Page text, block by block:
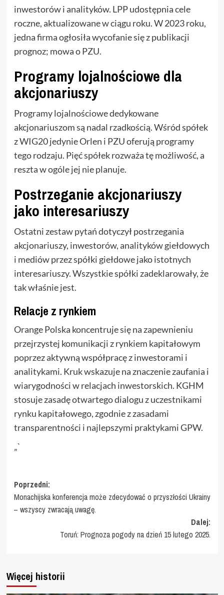
inwestorów i analityków. LPP udostępnia cele
roczne, aktualizowane w ciągu roku. W 2023 roku,
jedna firma ogłosiła wycofanie się z publikacji
prognoz; mowa o PZU.
Programy lojalnościowe dla
akcjonariuszy
Programy lojalnościowe dedykowane
akcjonariuszom są nadal rzadkością. Wśród spółek
z WIG20 jedynie Orlen i PZU oferują programy
tego rodzaju. Pięć spółek rozważa tę możliwość, a
reszta w ogóle jej nie planuje.
Postrzeganie akcjonariuszy
jako interesariuszy
Ostatni zestaw pytań dotyczył postrzegania
akcjonariuszy, inwestorów, analityków giełdowych
i mediów przez spółki giełdowe jako istotnych
interesariuszy. Wszystkie spółki zadeklarowały, że
tak właśnie jest.
Relacje z rynkiem
Orange Polska koncentruje się na zapewnieniu
przejrzystej komunikacji z rynkiem kapitałowym
poprzez aktywną współpracę z inwestorami i
analitykami. Kruk wskazuje na znaczenie zaufania i
wiarygodności w relacjach inwestorskich. KGHM
stosuje zasadę otwartego dialogu z uczestnikami
rynku kapitałowego, zgodnie z zasadami
transparentności i najlepszymi praktykami GPW.
„`
Zobacz
wpisy
Poprzedni:
Monachijska konferencja może zdecydować o przyszłości Ukrainy
– wszyscy zwracają uwagę.
Dalej:
Toruń: Prognoza pogody na dzień 15 lutego 2025.
Więcej historii